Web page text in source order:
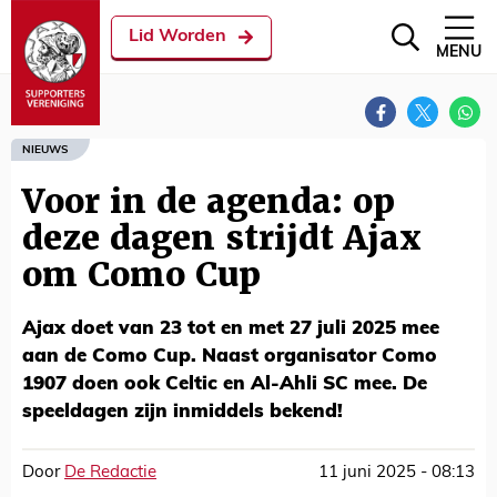
Lid Worden
MENU
NIEUWS
Voor in de agenda: op
deze dagen strijdt Ajax
om Como Cup
Ajax doet van 23 tot en met 27 juli 2025 mee
aan de Como Cup. Naast organisator Como
1907 doen ook Celtic en Al-Ahli SC mee. De
speeldagen zijn inmiddels bekend!
Door De Redactie 11 juni 2025 - 08:13